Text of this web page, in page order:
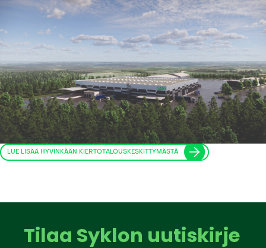
LUE LISÄÄ HYVINKÄÄN KIERTOTALOUSKESKITTYMÄSTÄ